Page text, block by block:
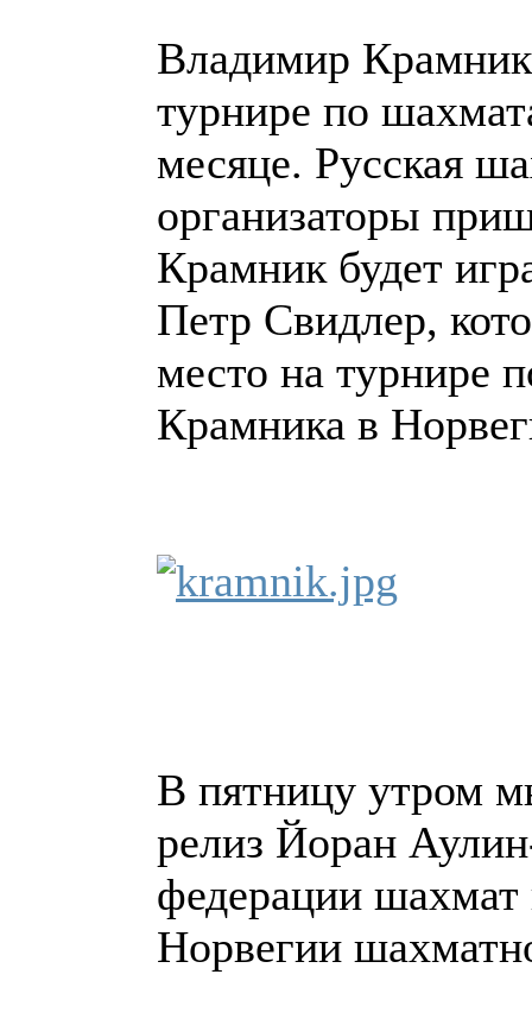
Владимир
турнире по
месяце. Русская
организаторы
Крамник будет
Петр Свидлер,
место на турнире
Крамника в
В пятницу утром
релиз Йоран
федерации шахмат
Норвегии